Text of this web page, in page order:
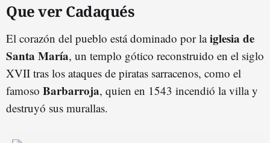
Que ver Cadaqués
El corazón del pueblo está dominado por laiglesia de
Santa María, un templo gótico reconstruido en el siglo
XVII tras los ataques de piratas sarracenos, como el
famoso Barbarroja, quien en 1543 incendió la villa y
destruyó sus murallas.